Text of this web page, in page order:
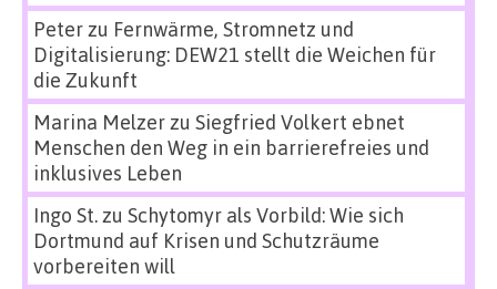
Peterzu Fernwärme, Stromnetz und
Digitalisierung: DEW21 stellt die Weichen für
die Zukunft
Marina Melzerzu Siegfried Volkert ebnet
Menschen den Weg in ein barrierefreies und
inklusives Leben
Ingo St.zu Schytomyr als Vorbild: Wie sich
Dortmund auf Krisen und Schutzräume
vorbereiten will